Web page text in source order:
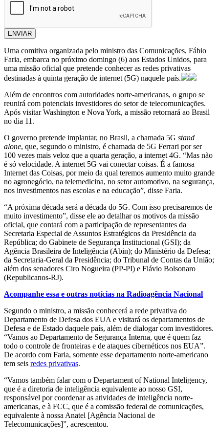
ENVIAR
Uma comitiva organizada pelo ministro das Comunicações, Fábio
Faria, embarca no próximo domingo (6) aos Estados Unidos, para
uma missão oficial que pretende conhecer as redes privativas
destinadas à quinta geração de internet (5G) naquele país.
Além de encontros com autoridades norte-americanas, o grupo se
reunirá com potenciais investidores do setor de telecomunicações.
Após visitar Washington e Nova York, a missão retornará ao Brasil
no dia 11.
O governo pretende implantar, no Brasil, a chamada 5G stand
alone, que, segundo o ministro, é chamada de 5G Ferrari por ser
100 vezes mais veloz que a quarta geração, a internet 4G. “Mas não
é só velocidade. A internet 5G vai conectar coisas. É a famosa
Internet das Coisas, por meio da qual teremos aumento muito grande
no agronegócio, na telemedicina, no setor automotivo, na segurança,
nos investimentos nas escolas e na educação”, disse Faria.
“A próxima década será a década do 5G. Com isso precisaremos de
muito investimento”, disse ele ao detalhar os motivos da missão
oficial, que contará com a participação de representantes da
Secretaria Especial de Assuntos Estratégicos da Presidência da
República; do Gabinete de Segurança Institucional (GSI); da
Agência Brasileira de Inteligência (Abin); do Ministério da Defesa;
da Secretaria-Geral da Presidência; do Tribunal de Contas da União;
além dos senadores Ciro Nogueira (PP-PI) e Flávio Bolsonaro
(Republicanos-RJ).
Acompanhe essa e outras notícias na Radioagência Nacional
Segundo o ministro, a missão conhecerá a rede privativa do
Departamento de Defesa dos EUA e visitará os departamentos de
Defesa e de Estado daquele país, além de dialogar com investidores.
“Vamos ao Departamento de Segurança Interna, que é quem faz
todo o controle de fronteiras e de ataques cibernéticos nos EUA”.
De acordo com Faria, somente esse departamento norte-americano
tem seis redes privativas.
“Vamos também falar com o Departament of National Inteligency,
que é a diretoria de inteligência equivalente ao nosso GSI,
responsável por coordenar as atividades de inteligência norte-
americanas, e à FCC, que é a comissão federal de comunicações,
equivalente à nossa Anatel [Agência Nacional de
Telecomunicações]”, acrescentou.